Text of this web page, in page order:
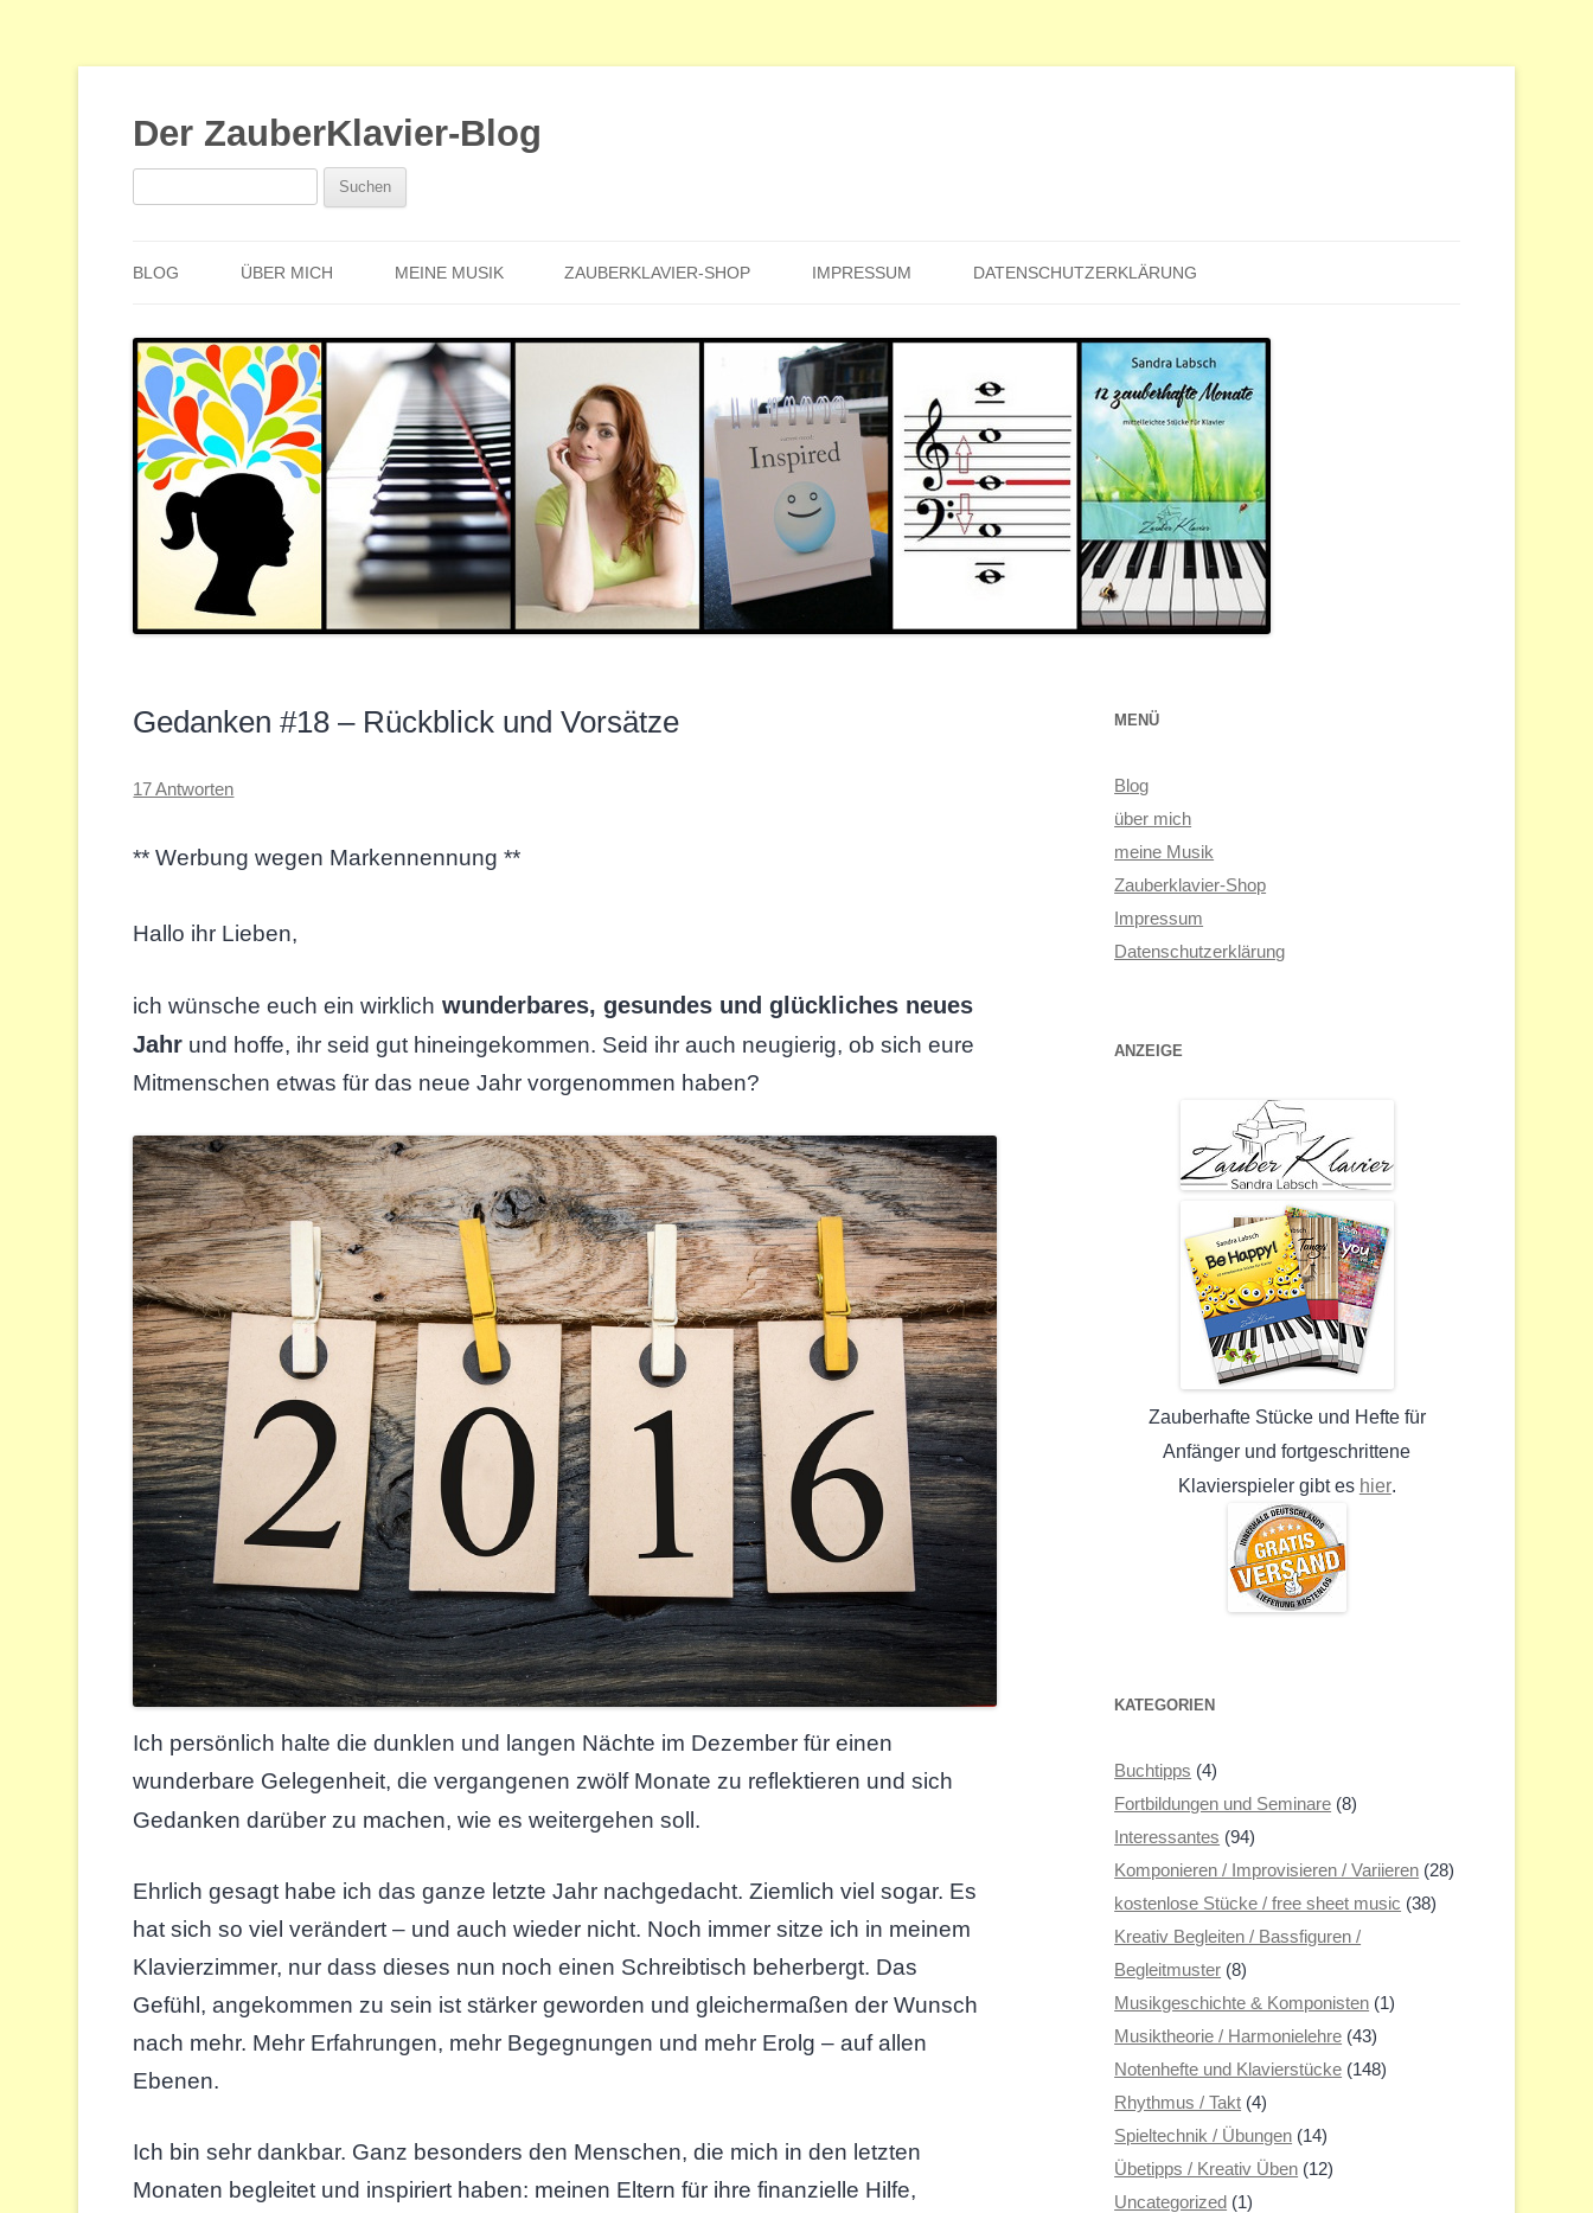
Der ZauberKlavier-Blog
Suchen
nach:
Inhalt
BLOG ÜBER MICH MEINE MUSIK ZAUBERKLAVIER-SHOP IMPRESSUM DATENSCHUTZERKLÄRUNG
Gedanken #18 – Rückblick und Vorsätze
17 Antworten
** Werbung wegen Markennennung **
Hallo ihr Lieben,
ich wünsche euch ein wirklich wunderbares, gesundes und glückliches neues
Jahr und hoffe, ihr seid gut hineingekommen. Seid ihr auch neugierig, ob sich eure
Mitmenschen etwas für das neue Jahr vorgenommen haben?
Ich persönlich halte die dunklen und langen Nächte im Dezember für einen
wunderbare Gelegenheit, die vergangenen zwölf Monate zu reflektieren und sich
Gedanken darüber zu machen, wie es weitergehen soll.
Ehrlich gesagt habe ich das ganze letzte Jahr nachgedacht. Ziemlich viel sogar. Es
hat sich so viel verändert – und auch wieder nicht. Noch immer sitze ich in meinem
Klavierzimmer, nur dass dieses nun noch einen Schreibtisch beherbergt. Das
Gefühl, angekommen zu sein ist stärker geworden und gleichermaßen der Wunsch
nach mehr. Mehr Erfahrungen, mehr Begegnungen und mehr Erolg – auf allen
Ebenen.
Ich bin sehr dankbar. Ganz besonders den Menschen, die mich in den letzten
Monaten begleitet und inspiriert haben: meinen Eltern für ihre finanzielle Hilfe,
MENÜ
Blog
über mich
meine Musik
Zauberklavier-Shop
Impressum
Datenschutzerklärung
ANZEIGE
Zauberhafte Stücke und Hefte für
Anfänger und fortgeschrittene
Klavierspieler gibt es hier.
KATEGORIEN
Buchtipps (4)
Fortbildungen und Seminare (8)
Interessantes (94)
Komponieren / Improvisieren / Variieren (28)
kostenlose Stücke / free sheet music (38)
Kreativ Begleiten / Bassfiguren /
Begleitmuster (8)
Musikgeschichte & Komponisten (1)
Musiktheorie / Harmonielehre (43)
Notenhefte und Klavierstücke (148)
Rhythmus / Takt (4)
Spieltechnik / Übungen (14)
Übetipps / Kreativ Üben (12)
Uncategorized (1)